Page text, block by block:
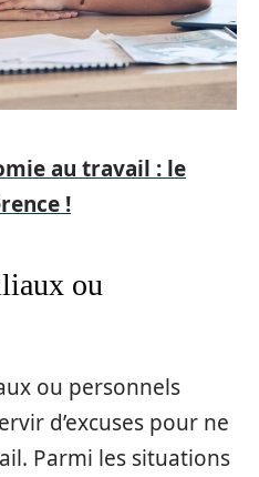
au travail : le
!
ou
ou personnels
d’excuses pour ne
Parmi les situations